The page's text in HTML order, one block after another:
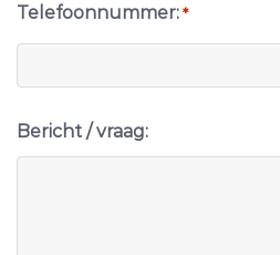
Telefoonnummer: *
Bericht / vraag: